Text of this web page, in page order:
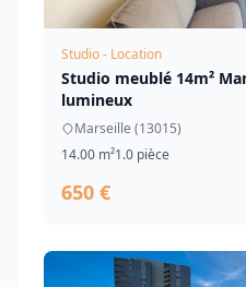
Studio - Location
Studio meublé 14m²
lumineux
Marseille (13015)
14.00 m²1.0 pièce
650 €